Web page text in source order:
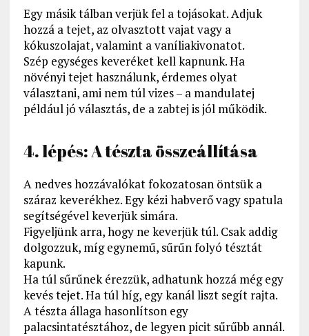
Egy másik tálban verjük fel a tojásokat. Adjuk
hozzá a tejet, az olvasztott vajat vagy a
kókuszolajat, valamint a vaníliakivonatot.
Szép egységes keveréket kell kapnunk. Ha
növényi tejet használunk, érdemes olyat
választani, ami nem túl vizes – a mandulatej
például jó választás, de a zabtej is jól működik.
4. lépés: A tészta összeállítása
A nedves hozzávalókat fokozatosan öntsük a
száraz keverékhez. Egy kézi habverő vagy spatula
segítségével keverjük simára.
Figyeljünk arra, hogy ne keverjük túl. Csak addig
dolgozzuk, míg egynemű, sűrűn folyó tésztát
kapunk.
Ha túl sűrűnek érezzük, adhatunk hozzá még egy
kevés tejet. Ha túl híg, egy kanál liszt segít rajta.
A tészta állaga hasonlítson egy
palacsintatésztához, de legyen picit sűrűbb annál.